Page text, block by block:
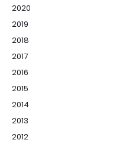
2020
2019
2018
2017
2016
2015
2014
2013
2012